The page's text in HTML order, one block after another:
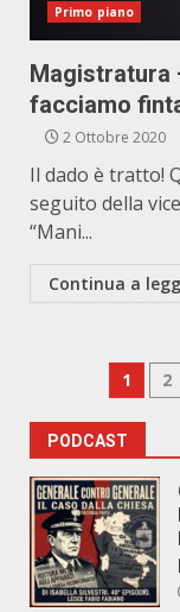
Primo piano
Magistratura
facciamo
2 Ottobre 2020
Il dado è tratto!
seguito della
“Mani...
Continua a
degli
1 2
PODCAST